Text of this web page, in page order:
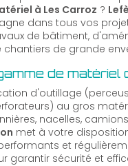
à Les Carroz ?
dans tous vos
de bâtiment,
chantiers de grande
de matériel
d'outillage
au gros
nacelles,
met à votre
et
garantir sécurité et